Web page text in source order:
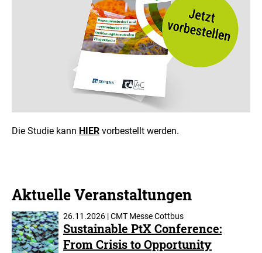
Die Studie kann HIER vorbestellt werden.
Aktuelle Veranstaltungen
26.11.2026 | CMT Messe Cottbus
Sustainable PtX Conference:
From Crisis to Opportunity